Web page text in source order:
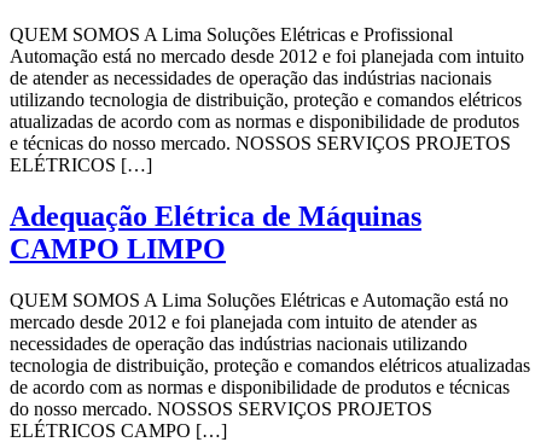
QUEM SOMOS A Lima Soluções Elétricas e Profissional
Automação está no mercado desde 2012 e foi planejada com intuito
de atender as necessidades de operação das indústrias nacionais
utilizando tecnologia de distribuição, proteção e comandos elétricos
atualizadas de acordo com as normas e disponibilidade de produtos
e técnicas do nosso mercado. NOSSOS SERVIÇOS PROJETOS
ELÉTRICOS […]
Adequação Elétrica de Máquinas
CAMPO LIMPO
QUEM SOMOS A Lima Soluções Elétricas e Automação está no
mercado desde 2012 e foi planejada com intuito de atender as
necessidades de operação das indústrias nacionais utilizando
tecnologia de distribuição, proteção e comandos elétricos atualizadas
de acordo com as normas e disponibilidade de produtos e técnicas
do nosso mercado. NOSSOS SERVIÇOS PROJETOS
ELÉTRICOS CAMPO […]